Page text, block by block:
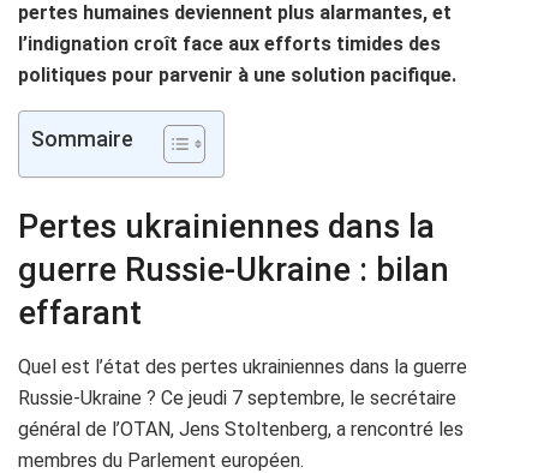
pertes humaines deviennent plus alarmantes, et
l’indignation croît face aux efforts timides des
politiques pour parvenir à une solution pacifique.
Sommaire
Pertes ukrainiennes dans la
guerre Russie-Ukraine : bilan
effarant
Quel est l’état des pertes ukrainiennes dans la guerre
Russie-Ukraine ? Ce jeudi 7 septembre, le secrétaire
général de l’OTAN, Jens Stoltenberg, a rencontré les
membres du Parlement européen.